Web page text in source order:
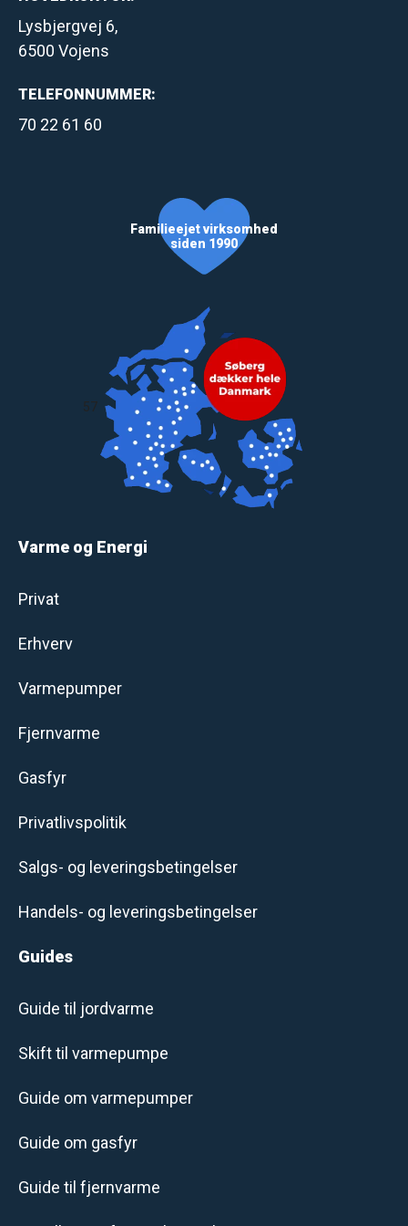
Lysbjergvej 6,
6500 Vojens
TELEFONNUMMER:
70 22 61 60
Familieejet virksomhed
siden 1990
57
Varme og Energi
Privat
Erhverv
Varmepumper
Fjernvarme
Gasfyr
Privatlivspolitik
Salgs- og leveringsbetingelser
Handels- og leveringsbetingelser
Guides
Guide til jordvarme
Skift til varmepumpe
Guide om varmepumper
Guide om gasfyr
Guide til fjernvarme